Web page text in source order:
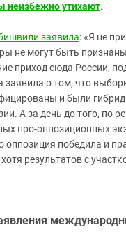
неизбежно утихают.
заявила: «Я не
не могут быть
приход сюда России,
заявила о том, что
и были
А за день до того, по
про-оппозиционных
оппозиция победила и
результатов с